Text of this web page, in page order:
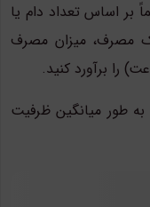
بر اساس تعداد دام یا
مصرف، میزان مصرف
را برآورد کنید.
مرغداری با 10,000 قطعه، به طور میانگین ظرفیت